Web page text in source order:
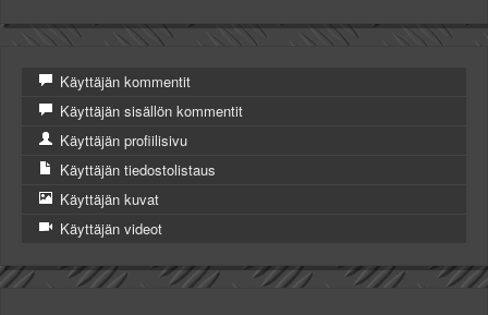
Käyttäjän kommentit
Käyttäjän sisällön kommentit
Käyttäjän profiilisivu
Käyttäjän tiedostolistaus
Käyttäjän kuvat
Käyttäjän videot